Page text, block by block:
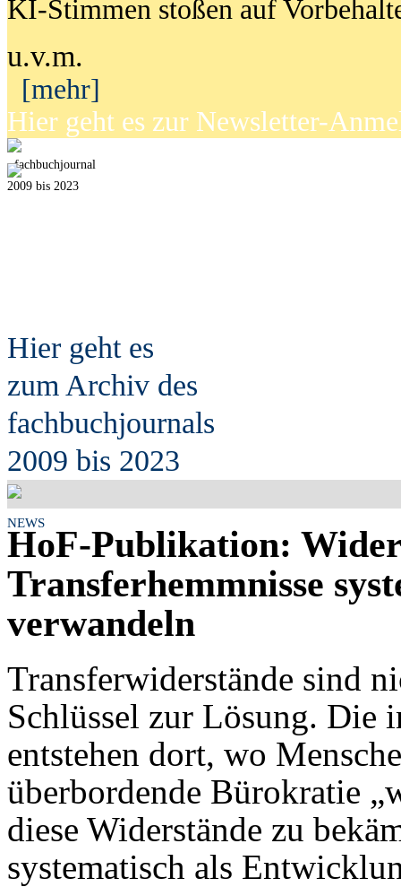
KI-Stimmen stoßen auf
u.v.m.
[mehr]
Hier geht es zur Newsletter-
fachbuchjournal
2009 bis 2023
Hier geht es
zum Archiv des
fachbuchjournals
2009 bis 2023
NEWS
HoF-Publikation:
Transferhemmnisse
verwandeln
Transferwiderstände sind
Schlüssel zur Lösung. Die
entstehen dort, wo
überbordende Bürokratie
diese Widerstände zu
systematisch als